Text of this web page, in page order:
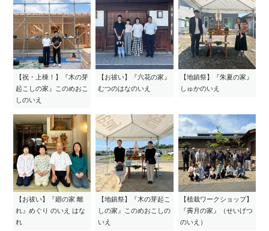
【祝・上棟！】『木の芽
起こしの家』このめおこ
しのいえ
【お祓い】『六花の家』
むつのはなのいえ
【地鎮祭】『朱夏の家』
しゅかのいえ
【お祓い】『廻の家 離
れ』めぐり のいえ はな
れ
【地鎮祭】『木の芽起こ
しの家』このめおこしの
いえ
【植栽ワークショップ】
『霽月の家』（せいげつ
のいえ）